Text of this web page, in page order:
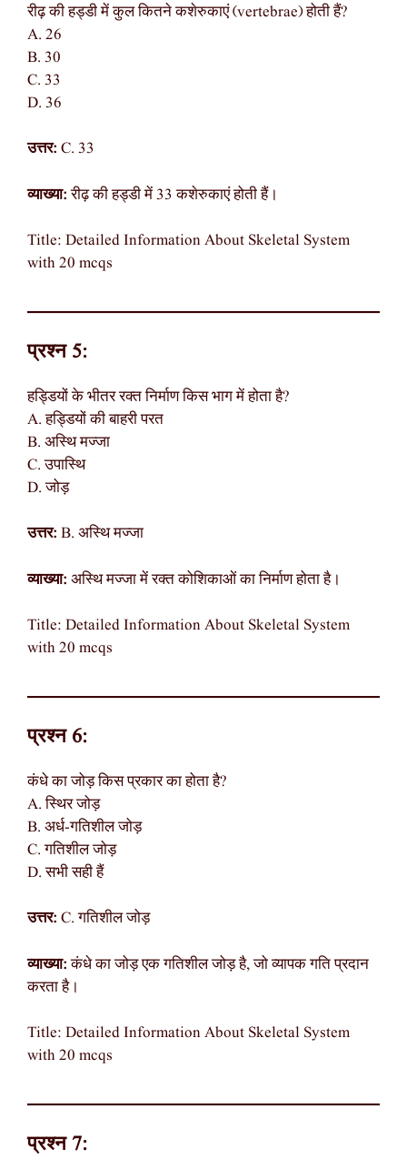
रीढ़ की हड्डी में कुल कितने कशेरुकाएं (vertebrae) होती हैं?
A. 26
B. 30
C. 33
D. 36
उत्तर: C. 33
व्याख्या:रीढ़ की हड्डी में 33 कशेरुकाएं होती हैं।
Title: Detailed Information About Skeletal System
with 20 mcqs
प्रश्न 5:
हड्डियों के भीतर रक्त निर्माण किस भाग में होता है?
A. हड्डियों की बाहरी परत
B. अस्थि मज्जा
C. उपास्थि
D. जोड़
उत्तर: B. अस्थि मज्जा
व्याख्या: अस्थि मज्जा में रक्त कोशिकाओं का निर्माण होता है।
Title: Detailed Information About Skeletal System
with 20 mcqs
प्रश्न 6:
कंधे का जोड़ किस प्रकार का होता है?
A. स्थिर जोड़
B. अर्ध-गतिशील जोड़
C. गतिशील जोड़
D. सभी सही हैं
उत्तर: C. गतिशील जोड़
व्याख्या:कंधे का जोड़ एक गतिशील जोड़ है, जो व्यापक गति प्रदान
करता है।
Title: Detailed Information About Skeletal System
with 20 mcqs
प्रश्न 7: